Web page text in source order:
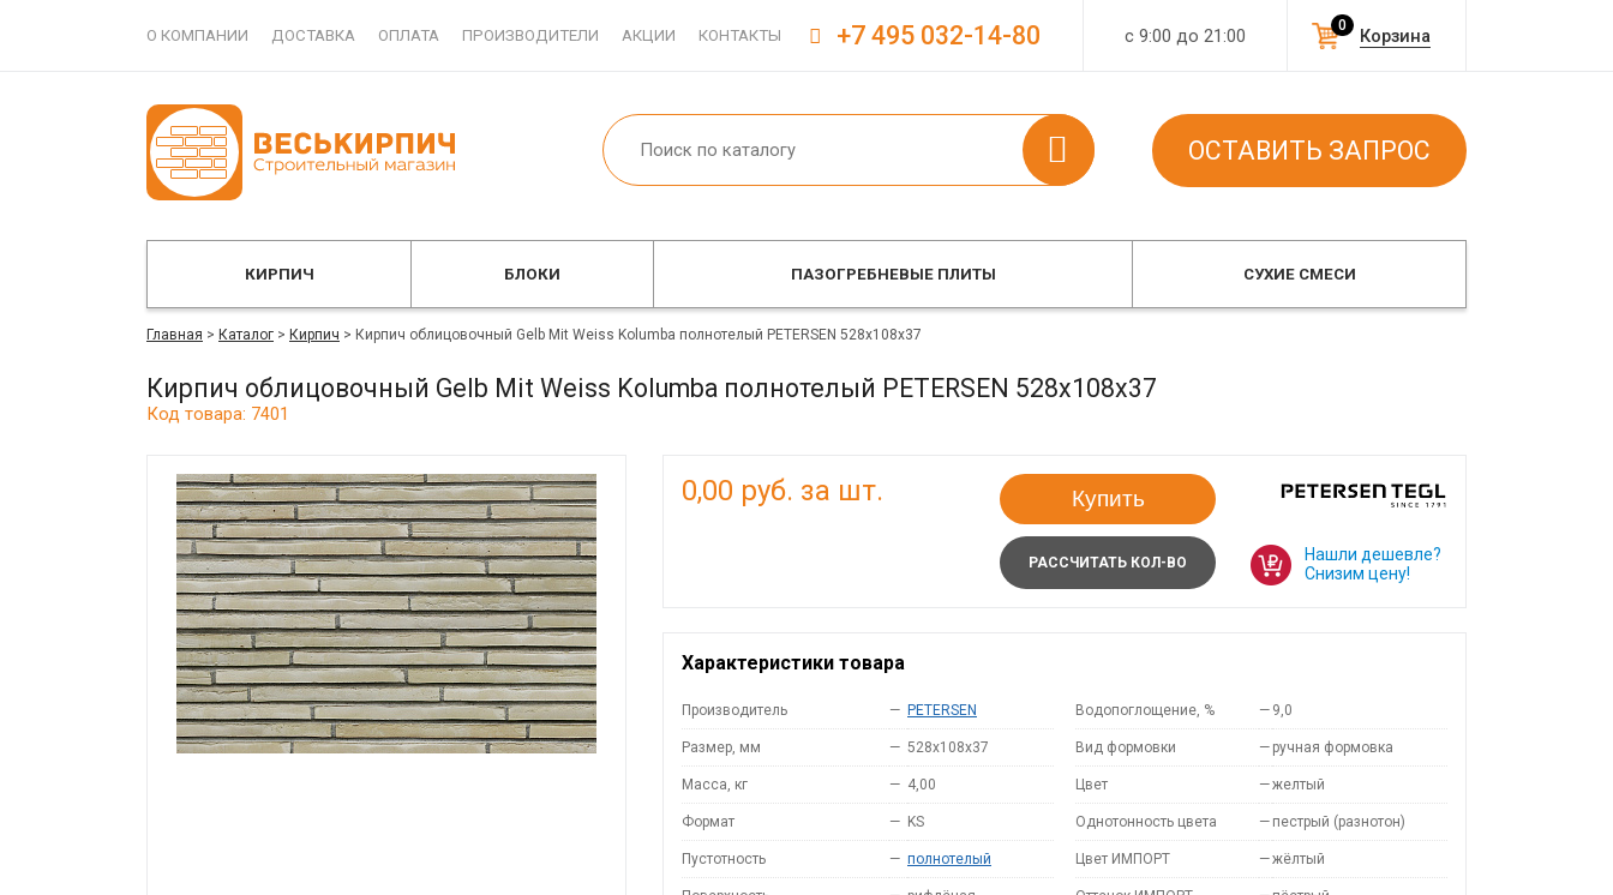
О КОМПАНИИ ДОСТАВКА ОПЛАТА ПРОИЗВОДИТЕЛИ АКЦИИ КОНТАКТЫ с 9:00 до 21:00 Корзина
0
+7 495 032-14-80
ОСТАВИТЬ ЗАПРОС
КИРПИЧ БЛОКИ ПАЗОГРЕБНЕВЫЕ ПЛИТЫ СУХИЕ СМЕСИ
Главная > Каталог > Кирпич > Кирпич облицовочный Gelb Mit Weiss Kolumba полнотелый PETERSEN 528x108x37
Кирпич облицовочный Gelb Mit Weiss Kolumba полнотелый PETERSEN 528x108x37
Код товара: 7401
0,00 руб. за шт. Купить
РАССЧИТАТЬ КОЛ-ВО
Нашли дешевле?
Снизим цену!
Характеристики товара
Производитель — PETERSEN
Размер, мм — 528x108x37
Масса, кг — 4,00
Формат — KS
Пустотность — полнотелый
Водопоглощение, % — 9,0
Вид формовки — ручная формовка
Цвет —желтый
Однотонность цвета — пестрый (разнотон)
Цвет ИМПОРТ —жёлтый